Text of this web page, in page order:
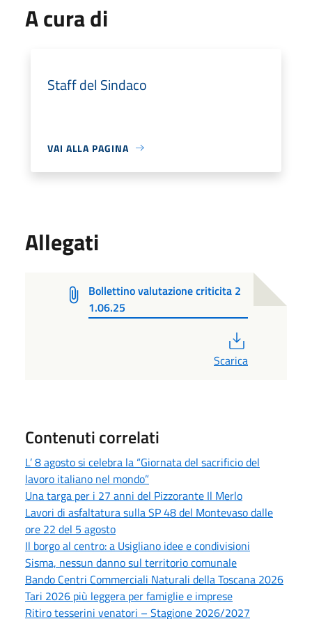
A cura di
Staff del Sindaco
VAI ALLA PAGINA
Allegati
Bollettino valutazione criticita 2
1.06.25
Scarica
Contenuti correlati
L’ 8 agosto si celebra la “Giornata del sacrificio del
lavoro italiano nel mondo”
Una targa per i 27 anni del Pizzorante Il Merlo
Lavori di asfaltatura sulla SP 48 del Montevaso dalle
ore 22 del 5 agosto
Il borgo al centro: a Usigliano idee e condivisioni
Sisma, nessun danno sul territorio comunale
Bando Centri Commerciali Naturali della Toscana 2026
Tari 2026 più leggera per famiglie e imprese
Ritiro tesserini venatori – Stagione 2026/2027